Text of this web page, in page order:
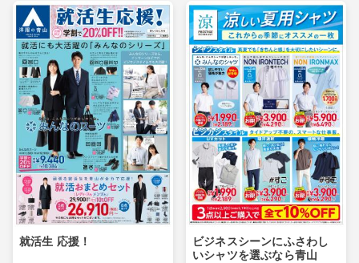
就活生 応援！
ビジネスシーンにふさわし
いシャツを選ぶなら青山